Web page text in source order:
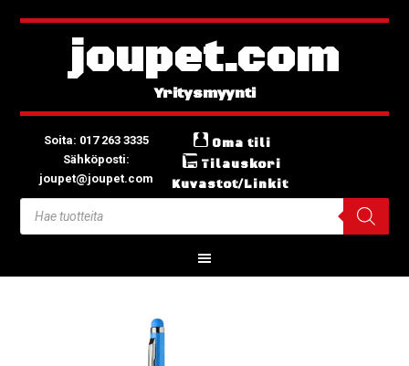
joupet.com
Soita: 017 263 3335
Sähköposti:
joupet@joupet.com
Oma tili
Tilauskori
Kuvastot/Linkit